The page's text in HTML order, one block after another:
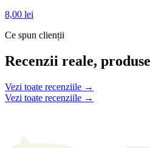
8,00 lei
Ce spun clienții
Recenzii reale,
Vezi toate recenziile →
Vezi toate recenziile →